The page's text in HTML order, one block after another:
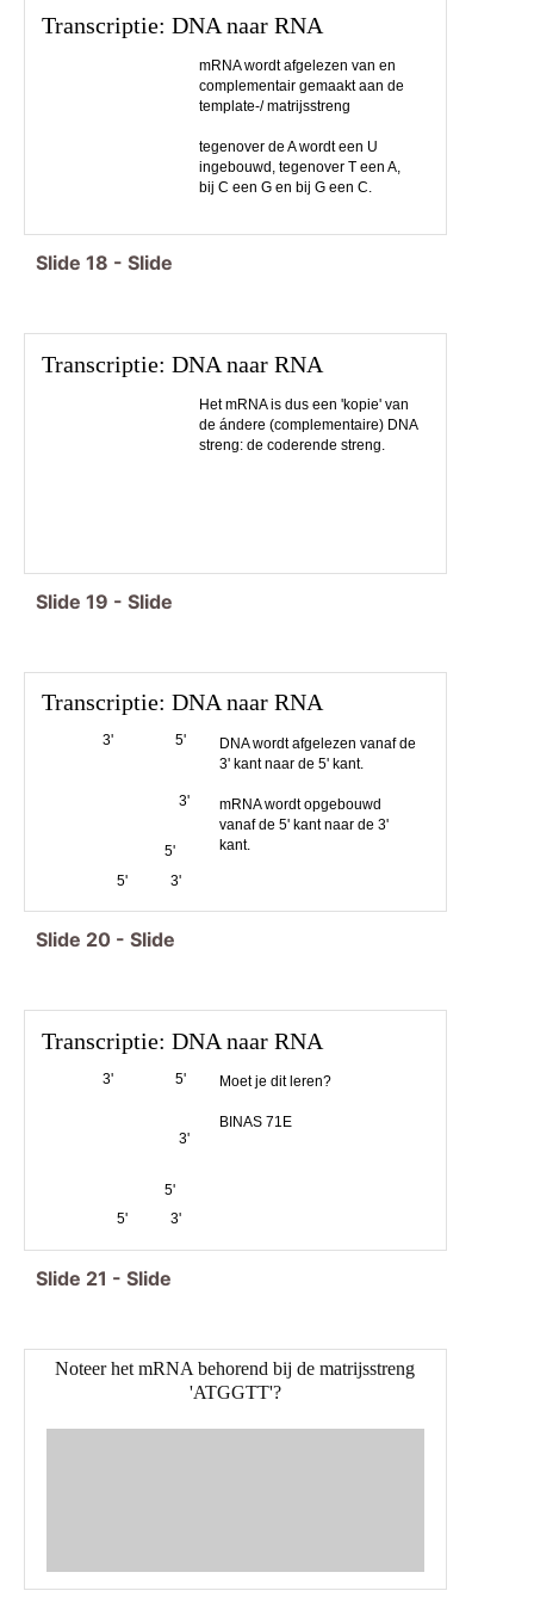
Transcriptie: DNA naar RNA
mRNA wordt afgelezen van en
complementair gemaakt aan de
template-/ matrijsstreng
tegenover de A wordt een U
ingebouwd, tegenover T een A,
bij C een G en bij G een C.
Slide 18 - Slide
Transcriptie: DNA naar RNA
Het mRNA is dus een 'kopie' van
de ándere (complementaire) DNA
streng: de coderende streng.
Slide 19 - Slide
Transcriptie: DNA naar RNA
DNA wordt afgelezen vanaf de
3' kant naar de 5' kant.
mRNA wordt opgebouwd
vanaf de 5' kant naar de 3'
kant.
3'
3'
3'
5'
5'
5'
Slide 20 - Slide
Transcriptie: DNA naar RNA
Moet je dit leren?
BINAS 71E
3'
3'
3'
5'
5'
5'
Slide 21 - Slide
Noteer het mRNA behorend bij de matrijsstreng
'ATGGTT'?